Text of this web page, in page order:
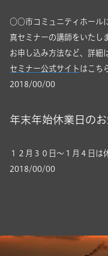
○○市コミュニティホール
真セミナーの講師をいたし
お申し込み方法など、詳細
セミナー公式サイトはこち
2018/00/00
年末年始休業日の
１２月３０日～１月４日は
2018/00/00